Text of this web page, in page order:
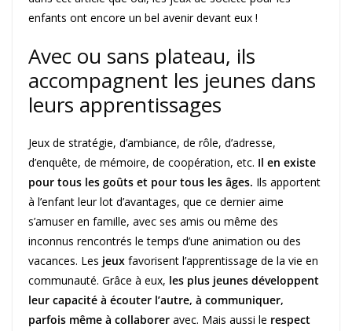
enfants ont encore un bel avenir devant eux !
Avec ou sans plateau, ils
accompagnent les jeunes dans
leurs apprentissages
Jeux de stratégie, d’ambiance, de rôle, d’adresse,
d’enquête, de mémoire, de coopération, etc. Il en existe
pour tous les goûts et pour tous les âges. Ils apportent
à l’enfant leur lot d’avantages, que ce dernier aime
s’amuser en famille, avec ses amis ou même des
inconnus rencontrés le temps d’une animation ou des
vacances. Les jeux favorisent l’apprentissage de la vie en
communauté. Grâce à eux, les plus jeunes développent
leur capacité à écouter l’autre, à communiquer,
parfois même à collaborer avec. Mais aussi le respect